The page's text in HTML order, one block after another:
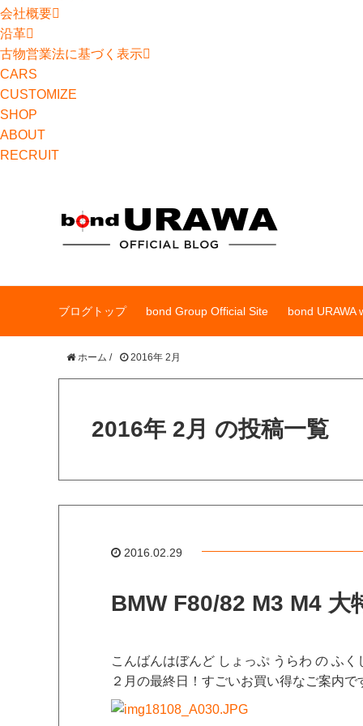
会社概要
沿革
古物営業法に基づく表示
CARS
CUSTOMIZE
SHOP
ABOUT
RECRUIT
ブログトップ bond Group Official Site bond URAWA
ホーム / 2016年 2月
2016年 2月 の投稿一覧
2016.02.29
BMW F80/82 M3 M4 大
こんばんはぼんど しょっぷ うらわ の ふく
２月の最終日！すごいお買い得なご案内で